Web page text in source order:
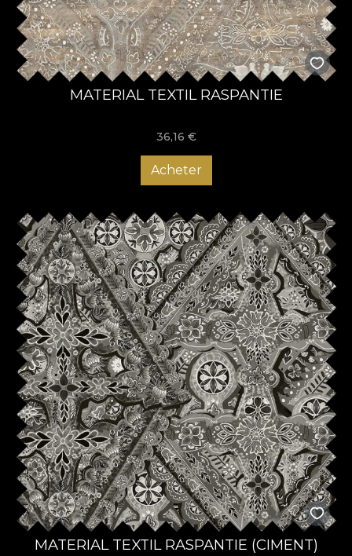
MATERIAL TEXTIL RASPANTIE
36,16 €
Acheter
MATERIAL TEXTIL RASPANTIE (CIMENT)